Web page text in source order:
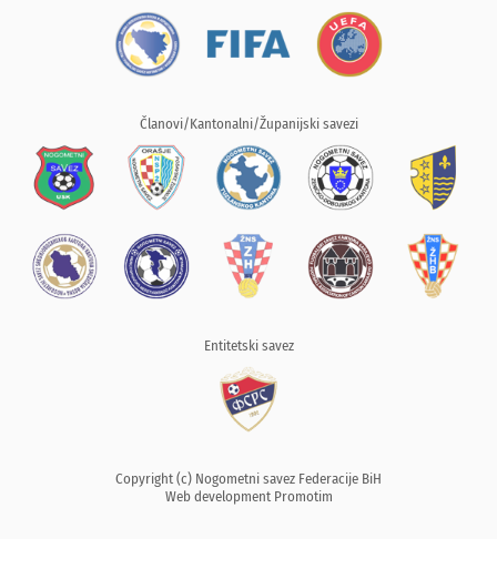
Članovi/Kantonalni/Županijski savezi
Entitetski savez
Copyright (c) Nogometni savez Federacije BiH
Web development Promotim